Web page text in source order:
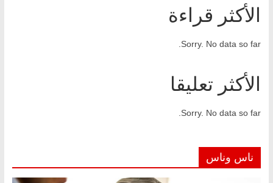
الأكثر قراءة
Sorry. No data so far.
الأكثر تعليقا
Sorry. No data so far.
ناس وناس